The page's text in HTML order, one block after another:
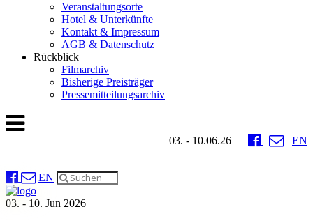
Veranstaltungsorte
Hotel & Unterkünfte
Kontakt & Impressum
AGB & Datenschutz
Rückblick
Filmarchiv
Bisherige Preisträger
Pressemitteilungsarchiv
03. - 10.06.26 EN
EN
03. - 10. Jun 2026